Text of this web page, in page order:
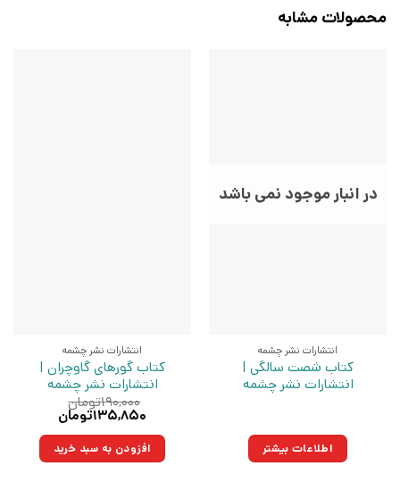
محصولات مشابه
در انبار موجود نمی باشد
انتشارات نشر چشمه
کتاب شصت سالگی |
انتشارات نشر چشمه
اطلاعات بیشتر
انتشارات نشر چشمه
کتاب گورهای گاوچران |
انتشارات نشر چشمه
۱۹۰,۰۰۰تومان
قیمت
۱۹۰,۰۰۰تومان
بود.
۱۳۵,۸۵۰تومان
۱۳۵,۸۵۰تومان.افزودن به سبد خرید